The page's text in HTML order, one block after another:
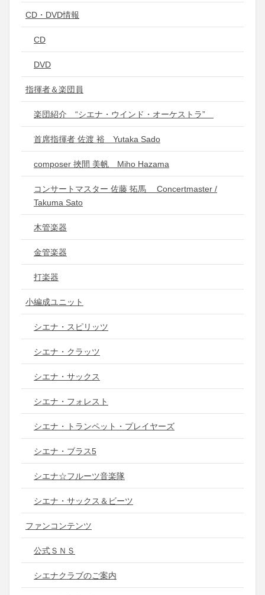
CD・DVD情報
CD
DVD
指揮者＆楽団員
楽団紹介 “シエナ・ウインド・オーケストラ”
首席指揮者 佐渡 裕 Yutaka Sado
composer 挾間 美帆 Miho Hazama
コンサートマスター 佐藤 拓馬 Concertmaster /
Takuma Sato
木管楽器
金管楽器
打楽器
小編成ユニット
シエナ・スピリッツ
シエナ・クラッツ
シエナ・サックス
シエナ・フォレスト
シエナ・トランペット・プレイヤーズ
シエナ・ブラス5
シエナ☆フルーツ音楽隊
シエナ・サックス＆ビーツ
ファンコンテンツ
公式ＳＮＳ
シエナクラブのご案内